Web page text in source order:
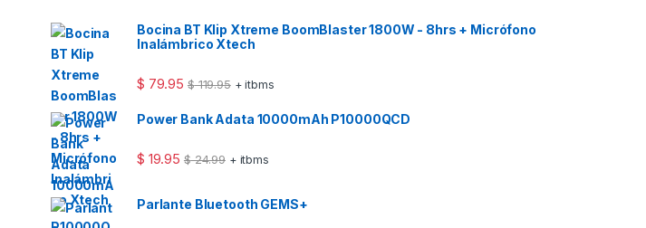
Bocina BT Klip Xtreme BoomBlaster 1800W - 8hrs + Micrófono
Inalámbrico Xtech
$ 79.95 $119.95 + itbms
Power Bank Adata 10000mAh P10000QCD
$ 19.95 $24.99 + itbms
Parlante Bluetooth GEMS+